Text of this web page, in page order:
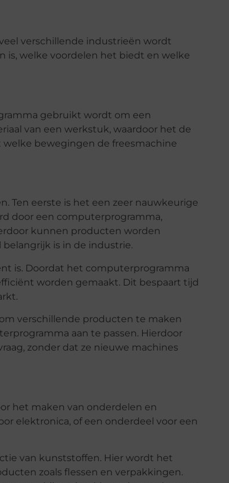
verschillende industrieën wordt
is, welke voordelen het biedt en welke
gebruikt wordt om een
van een werkstuk, waardoor het de
bewegingen de freesmachine
Ten eerste is het een zeer nauwkeurige
door een computerprogramma,
kunnen producten worden
is in de industrie.
is. Doordat het computerprogramma
worden gemaakt. Dit bespaart tijd
verschillende producten te maken
aan te passen. Hierdoor
zonder dat ze nieuwe machines
het maken van onderdelen en
elektronica, of een onderdeel voor een
van kunststoffen. Hier wordt het
zoals flessen en verpakkingen.